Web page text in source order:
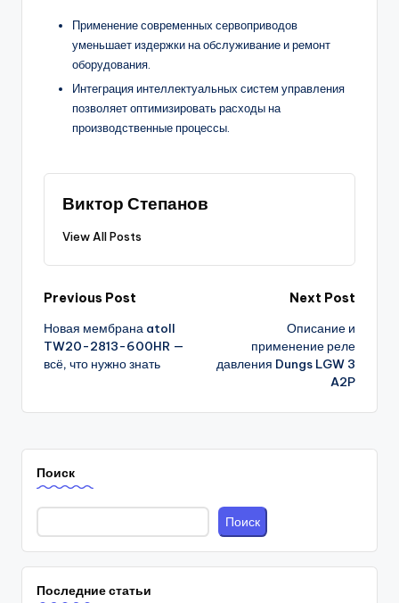
Применение современных сервоприводов
уменьшает издержки на обслуживание и ремонт
оборудования.
Интеграция интеллектуальных систем управления
позволяет оптимизировать расходы на
производственные процессы.
Виктор Степанов
View All Posts
Post
navigation
Previous Post
Новая мембрана atoll
TW20-2813-600HR —
всё, что нужно знать
Next Post
Описание и
применение реле
давления Dungs LGW 3
A2P
Поиск
Поиск
Последние статьи